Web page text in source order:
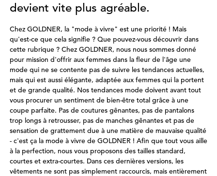
devient vite plus agréable.
Chez GOLDNER, la "mode à vivre" est une priorité ! Mais
qu'est-ce que cela signifie ? Que pouvez-vous découvrir dans
cette rubrique ? Chez GOLDNER, nous nous sommes donné
pour mission d'offrir aux femmes dans la fleur de l'âge une
mode qui ne se contente pas de suivre les tendances actuelles,
mais qui est aussi élégante, adaptée aux femmes qui la portent
et de grande qualité. Nos tendances mode doivent avant tout
vous procurer un sentiment de bien-être total grâce à une
coupe parfaite. Pas de coutures gênantes, pas de pantalons
trop longs à retrousser, pas de manches gênantes et pas de
sensation de grattement due à une matière de mauvaise qualité
- c'est ça la mode à vivre de GOLDNER ! Afin que tout vous aille
à la perfection, nous vous proposons des tailles standard,
courtes et extra-courtes. Dans ces dernières versions, les
vêtements ne sont pas simplement raccourcis, mais entièrement